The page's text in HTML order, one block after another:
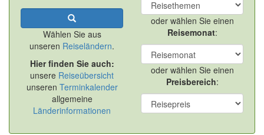
Wählen Sie aus
unseren Reiseländern.
Hier finden Sie auch:
unsere Reiseübersicht
unseren Terminkalender
allgemeine
Länderinformationen
oder wählen Sie einen
Reisemonat:
oder wählen Sie einen
Preisbereich: